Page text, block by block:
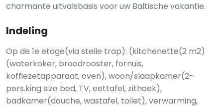
charmante uitvalsbasis voor uw Baltische vakantie.
Indeling
Op de 1e etage(via steile trap): (kitchenette(2 m2)
(waterkoker, broodrooster, fornuis,
koffiezetapparaat, oven), woon/slaapkamer(2-
pers.king size bed, TV, eettafel, zithoek),
badkamer(douche, wastafel, toilet), verwarming,